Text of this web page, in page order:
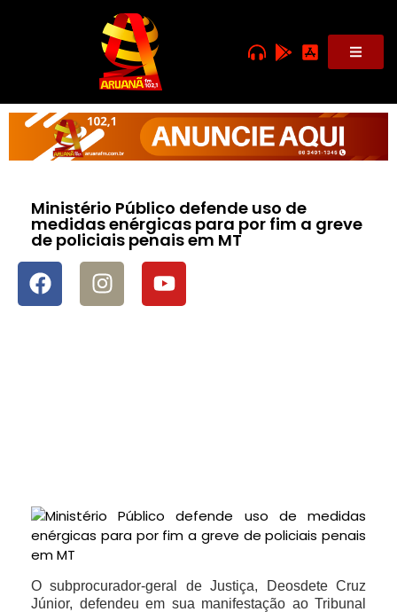
Ministério Público defende uso de
medidas enérgicas para por fim a greve
de policiais penais em MT
O subprocurador-geral de Justiça, Deosdete Cruz
Júnior, defendeu em sua manifestação ao Tribunal